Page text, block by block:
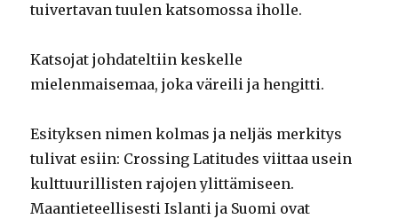
tuivertavan tuulen katsomossa iholle.
Katsojat johdateltiin keskelle
mielenmaisemaa, joka väreili ja hengitti.
Esityksen nimen kolmas ja neljäs merkitys
tulivat esiin: Crossing Latitudes viittaa usein
kulttuurillisten rajojen ylittämiseen.
Maantieteellisesti Islanti ja Suomi ovat